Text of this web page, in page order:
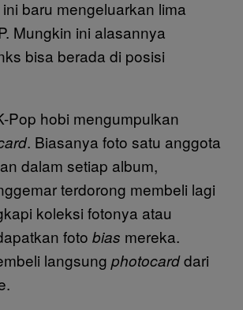
baru mengeluarkan lima
Mungkin ini alasannya
bisa berada di posisi
Pop hobi mengumpulkan
. Biasanya foto satu anggota
dalam setiap album,
terdorong membeli lagi
koleksi fotonya atau
foto bias mereka.
langsung photocarddari